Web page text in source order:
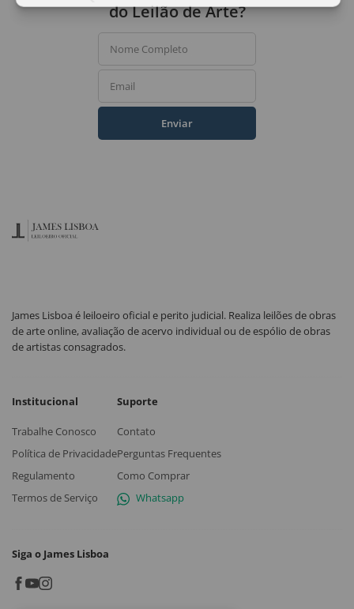
do Leilão de Arte?
Nome Completo
Email
Enviar
James Lisboa é leiloeiro oficial e perito judicial. Realiza leilões de obras
de arte online, avaliação de acervo individual ou de espólio de obras
de artistas consagrados.
Institucional
Trabalhe Conosco
Política de Privacidade
Regulamento
Termos de Serviço
Suporte
Contato
Perguntas Frequentes
Como Comprar
Whatsapp
Siga o James Lisboa